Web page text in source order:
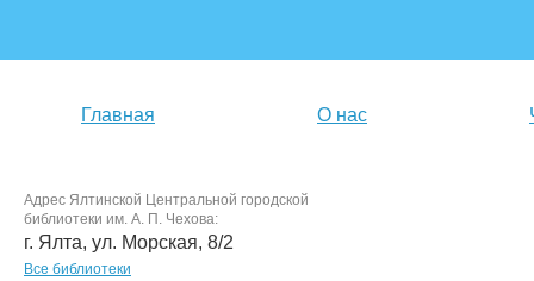
Главная О нас
Адрес Ялтинской Центральной городской
библиотеки им. А. П. Чехова:
г. Ялта, ул. Морская, 8/2
Все библиотеки